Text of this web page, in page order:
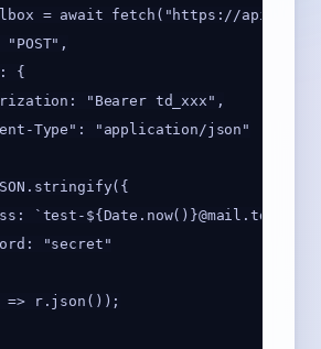
= await fetch("https://
"POST",
{
"Bearer td_xxx",
Type": "application/json"
`test-${Date.now()}@mail.td`,
"secret"
=> r.json());